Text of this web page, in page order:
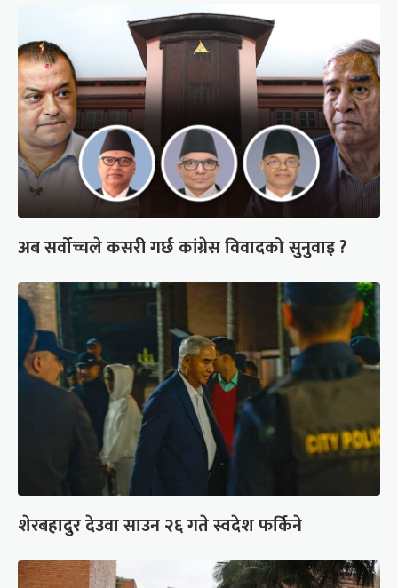
अब सर्वोच्चले कसरी गर्छ कांग्रेस विवादको सुनुवाइ ?
शेरबहादुर देउवा साउन २६ गते स्वदेश फर्किने